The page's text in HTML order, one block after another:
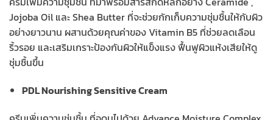
Jojoba Oil และ Shea Butter ที่จะช่วยกักเก็บความชุ่มชื้นให้กับผิว
อย่างยาวนาน ผสานด้วยคุณค่าของ Vitamin B5 ที่ช่วยลดเลือน
ริ้วรอย และเสริมเกราะป้องกันผิวให้แข็งแรง ฟื้นฟูผิวแห้งเสียให้ดู
ชุ่มชื้นขึ้น
PDL Nourishing Sensitive Cream